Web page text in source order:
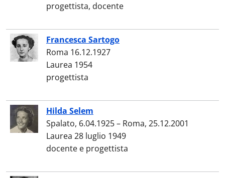
progettista, docente
Francesca Sartogo
Roma 16.12.1927
Laurea 1954
progettista
Hilda Selem
Spalato, 6.04.1925 – Roma, 25.12.2001
Laurea 28 luglio 1949
docente e progettista